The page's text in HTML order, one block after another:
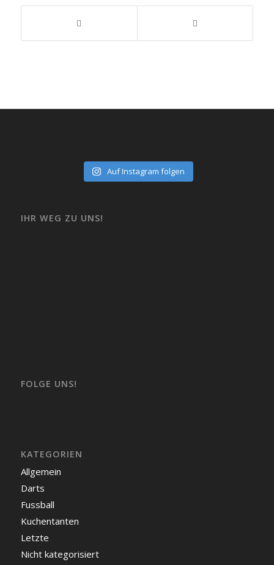
Auf Instagram folgen
IHR WEG ZU UNS!
FOLGE UNS!
KATEGORIEN
Allgemein
Darts
Fussball
Kuchentanten
Letzte
Nicht kategorisiert